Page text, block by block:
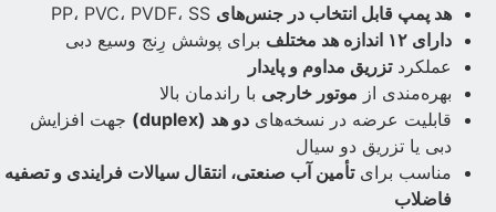
هد پمپ قابل انتخاب در جنس‌های
دارای ۱۲ اندازه هد مختلف
برای پوشش رِنج وسیع دبی
عملکرد تزریق مداوم و پایدار
بهره‌مندی از موتور خارجی با راندمان بالا
قابلیت عرضه در نسخه‌های دو هد (duplex)
جهت افزایش
دبی یا تزریق دو سیال
مناسب برای تأمین آب صنعتی، انتقال سیالات فرایندی و تصفیه
فاضلاب